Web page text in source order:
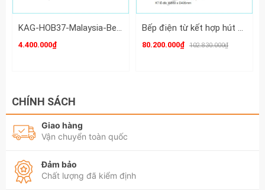
KAG-HOB37-Malaysia-Bep-gas-am-kinh-3-bep-hanh-phuc-Malaysia-KAG-HOB37-Malaysia
4.400.000₫
Bếp điện từ kết hợp hút khử mùi MALLOCA KAG-HIH904-SLIM
80.200.000₫ 102.830.000₫
CHÍNH SÁCH
Giao hàng
Vận chuyển toàn quốc
Đảm bảo
Chất lượng đã kiểm định